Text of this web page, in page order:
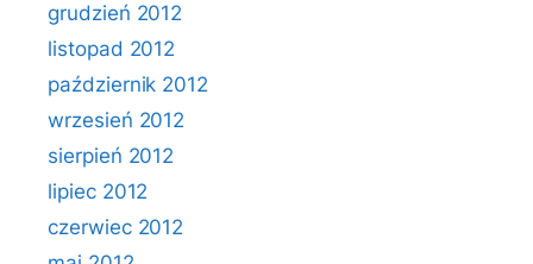
grudzień 2012
listopad 2012
październik 2012
wrzesień 2012
sierpień 2012
lipiec 2012
czerwiec 2012